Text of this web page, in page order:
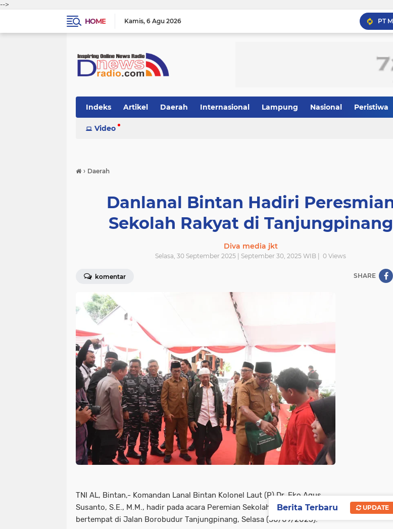
-->
HOME
Kamis 6 Agu 2026
Indeks Artikel Daerah Internasional Lampung Nasional Peristiwa
Video
› Daerah
Danlanal Bintan Hadiri
Sekolah Rakyat di Tanjungpinang
Diva media jkt
Selasa, 30 September 2025 | September 30, 2025 WIB | 0 Views
komentar SHARE
TNI AL, Bintan,- Komandan Lanal Bintan Kolonel Laut (P) Dr. Eko Agus
Susanto, S.E., M.M., hadir pada acara Peremian Sekolah Rakyat,
bertempat di Jalan Borobudur Tanjungpinang, Selasa (30/09/2025).
Berita Terbaru UPDATE